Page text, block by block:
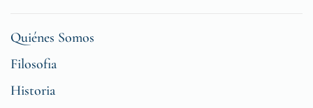
Quiénes Somos
Filosofia
Historia